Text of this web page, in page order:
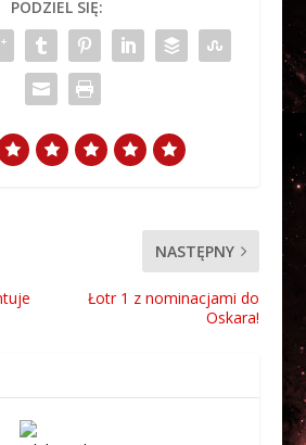
PODZIEL SIĘ:
NASTĘPNY
Łotr 1 z nominacjami do
Oskara!